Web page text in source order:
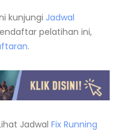
kunjungi Jadwal
pelatihan ini,
.
Jadwal Fix Running